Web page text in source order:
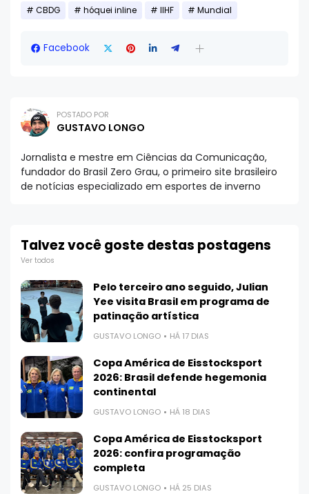
CBDG hóquei inline IIHF Mundial
Facebook
POSTADO POR
GUSTAVO LONGO
Jornalista e mestre em Ciências da Comunicação,
fundador do Brasil Zero Grau, o primeiro site brasileiro
de notícias especializado em esportes de inverno
Talvez você goste destas postagens
Ver todos
Pelo terceiro ano seguido, Julian
Yee visita Brasil em programa de
patinação artística
GUSTAVO LONGO HÁ 17 DIAS
Copa América de Eisstocksport
2026: Brasil defende hegemonia
continental
GUSTAVO LONGO HÁ 18 DIAS
Copa América de Eisstocksport
2026: confira programação
completa
GUSTAVO LONGO HÁ 25 DIAS